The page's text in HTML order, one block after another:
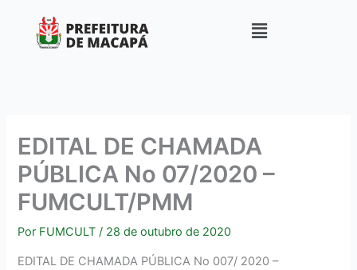
EDITAL DE CHAMADA
PÚBLICA No 07/2020 –
FUMCULT/PMM
Por FUMCULT/ 28 de outubro de 2020
EDITAL DE CHAMADA PÚBLICA No 007/ 2020 –